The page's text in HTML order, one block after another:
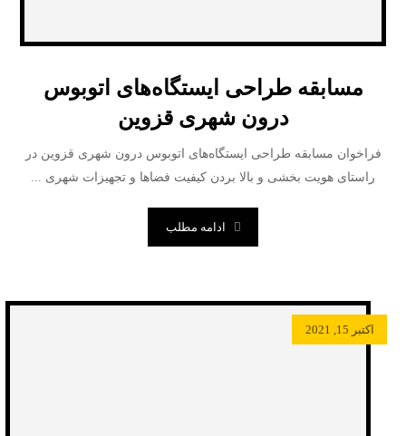
مسابقه طراحی ایستگاه‌های اتوبوس
درون شهری قزوین
فراخوان مسابقه طراحی ایستگاه‌های اتوبوس درون شهری قزوین در
راستای هویت بخشی و بالا بردن کیفیت فضاها و تجهیزات شهری ...
ادامه مطلب
اکتبر 15, 2021